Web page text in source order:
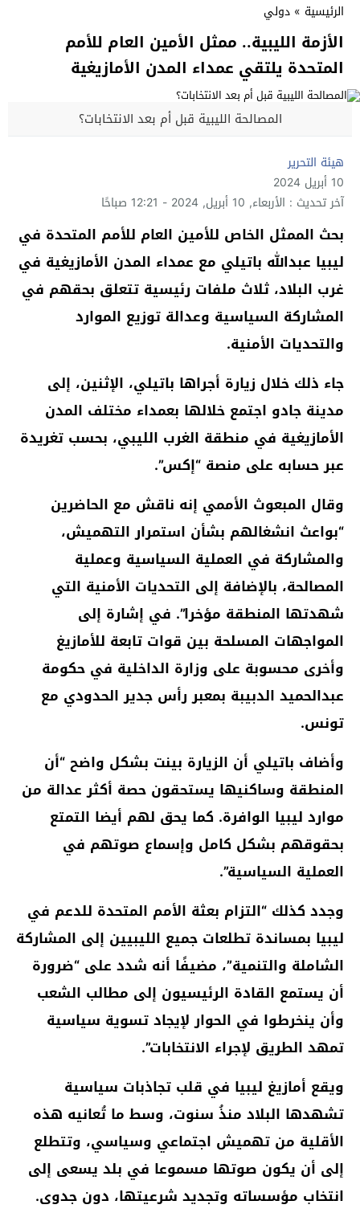
الرئيسية » دولي
الأزمة الليبية.. ممثل الأمين العام للأمم
المتحدة يلتقي عمداء المدن الأمازيغية
المصالحة الليبية قبل أم بعد الانتخابات؟
هيئة التحرير
10 أبريل 2024
آخر تحديث : الأربعاء, 10 أبريل, 2024 - 12:21 صباحًا
بحث الممثل الخاص للأمين العام للأمم المتحدة في
ليبيا عبدالله باتيلي مع عمداء المدن الأمازيغية في
غرب البلاد، ثلاث ملفات رئيسية تتعلق بحقهم في
المشاركة السياسية وعدالة توزيع الموارد
والتحديات الأمنية.
جاء ذلك خلال زيارة أجراها باتيلي، الإثنين، إلى
مدينة جادو اجتمع خلالها بعمداء مختلف المدن
الأمازيغية في منطقة الغرب الليبي، بحسب تغريدة
عبر حسابه على منصة “إكس”.
وقال المبعوث الأممي إنه ناقش مع الحاضرين
“بواعث انشغالهم بشأن استمرار التهميش،
والمشاركة في العملية السياسية وعملية
المصالحة، بالإضافة إلى التحديات الأمنية التي
شهدتها المنطقة مؤخرا”. في إشارة إلى
المواجهات المسلحة بين قوات تابعة للأمازيغ
وأخرى محسوبة على وزارة الداخلية في حكومة
عبدالحميد الدبيبة بمعبر رأس جدير الحدودي مع
تونس.
وأضاف باتيلي أن الزيارة بينت بشكل واضح “أن
المنطقة وساكنيها يستحقون حصة أكثر عدالة من
موارد ليبيا الوافرة. كما يحق لهم أيضا التمتع
بحقوقهم بشكل كامل وإسماع صوتهم في
العملية السياسية”.
وجدد كذلك “التزام بعثة الأمم المتحدة للدعم في
ليبيا بمساندة تطلعات جميع الليبيين إلى المشاركة
الشاملة والتنمية”، مضيفًا أنه شدد على “ضرورة
أن يستمع القادة الرئيسيون إلى مطالب الشعب
وأن ينخرطوا في الحوار لإيجاد تسوية سياسية
تمهد الطريق لإجراء الانتخابات”.
ويقع أمازيغ ليبيا في قلب تجاذبات سياسية
تشهدها البلاد منذُ سنوت، وسط ما تُعانيه هذه
الأقلية من تهميش اجتماعي وسياسي، وتتطلع
إلى أن يكون صوتها مسموعا في بلد يسعى إلى
انتخاب مؤسساته وتجديد شرعيتها، دون جدوى.